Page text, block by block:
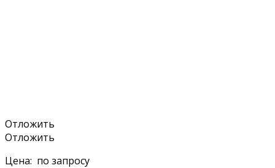
Отложить
Отложить
Цена: по запросу